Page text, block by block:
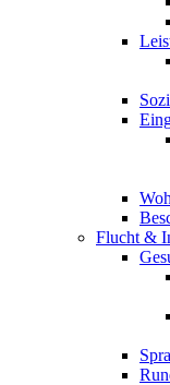
Flucht &